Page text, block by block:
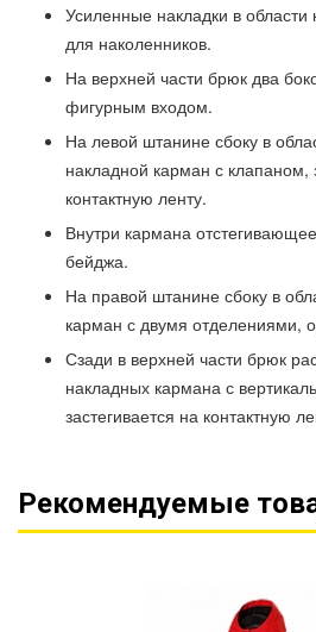
Усиленные накладки в
для наколенников.
На верхней части брюк два
фигурным входом.
На левой штанине сбоку в
накладной карман с
контактную ленту.
Внутри кармана
бейджа.
На правой штанине сбоку в
карман с двумя отделениями,
Сзади в верхней части брюк
накладных кармана с
застегивается на контактную
Рекомендуемые